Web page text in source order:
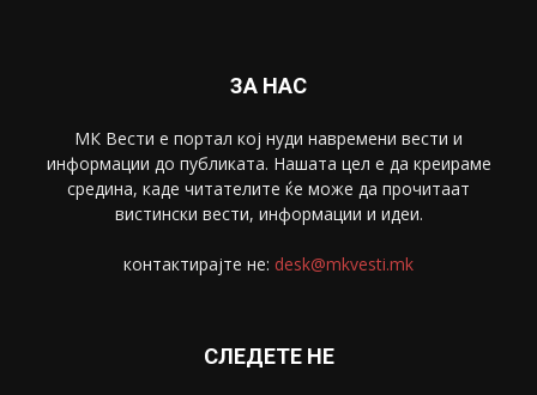
ЗА НАС
МК Вести е портал коj нуди навремени вести и
информации до публиката. Нашата цел е да креираме
средина, каде читателите ќе може да прочитаат
вистински вести, информации и идеи.
контактирајте не: desk@mkvesti.mk
СЛЕДЕТЕ НЕ